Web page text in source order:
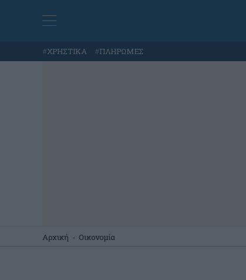
#ΧΡΗΣΤΙΚΑ #ΠΛΗΡΩΜΕΣ
Αρχική - Οικονομία